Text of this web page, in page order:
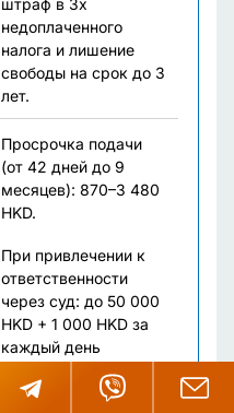
штраф в 3х
недоплаченного
налога и лишение
свободы на срок до 3
лет.
Просрочка подачи
(от 42 дней до 9
месяцев): 870–3 480
HKD.
При привлечении к
ответственности
через суд: до 50 000
HKD + 1 000 HKD за
каждый день
продолжающегося
нарушения.